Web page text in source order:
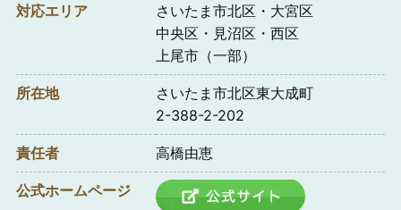
対応エリア
さいたま市北区・大宮区
中央区・見沼区・西区
上尾市（一部）
所在地
さいたま市北区東大成町
2-388-2-202
責任者 高橋由恵
公式ホームページ